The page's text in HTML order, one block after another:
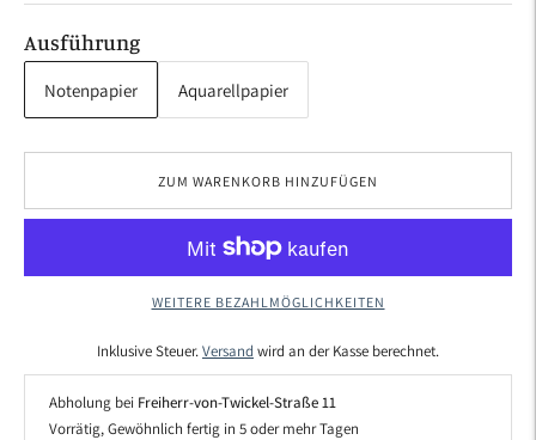
Ausführung
Notenpapier Aquarellpapier
ZUM WARENKORB HINZUFÜGEN
WEITERE BEZAHLMÖGLICHKEITEN
Inklusive Steuer.Versand wird an der Kasse berechnet.
Abholung bei Freiherr-von-Twickel-Straße 11
Vorrätig, Gewöhnlich fertig in 5 oder mehr Tagen